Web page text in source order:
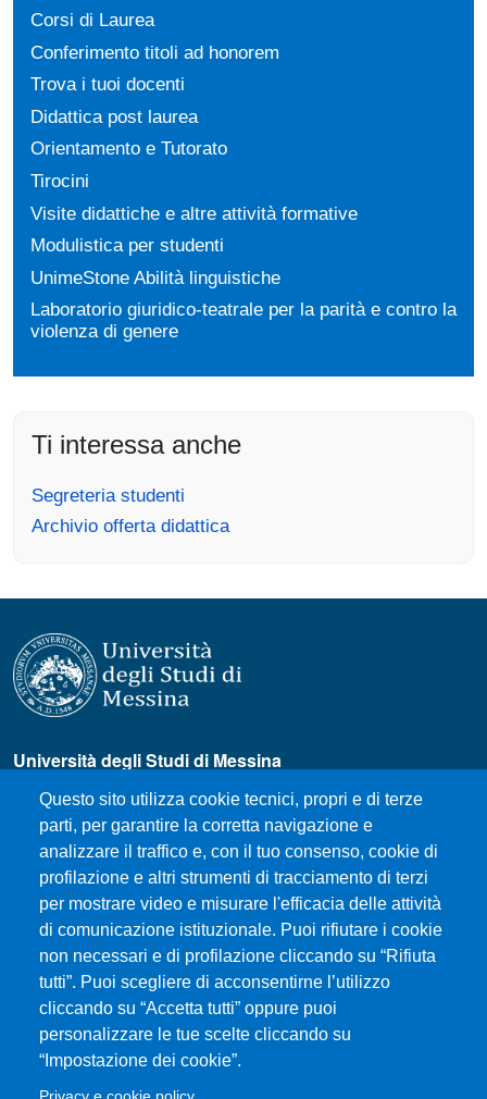
Corsi di Laurea
Conferimento titoli ad honorem
Trova i tuoi docenti
Didattica post laurea
Orientamento e Tutorato
Tirocini
Visite didattiche e altre attività formative
Modulistica per studenti
UnimeStone Abilità linguistiche
Laboratorio giuridico-teatrale per la parità e contro la
violenza di genere
Ti interessa anche
Segreteria studenti
Archivio offerta didattica
Questo sito utilizza cookie tecnici, propri e di terze
parti, per garantire la corretta navigazione e
analizzare il traffico e, con il tuo consenso, cookie di
profilazione e altri strumenti di tracciamento di terzi
per mostrare video e misurare l'efficacia delle attività
di comunicazione istituzionale. Puoi rifiutare i cookie
non necessari e di profilazione cliccando su “Rifiuta
tutti”. Puoi scegliere di acconsentirne l’utilizzo
cliccando su “Accetta tutti” oppure puoi
personalizzare le tue scelte cliccando su
“Impostazione dei cookie”.
Università degli Studi di Messina
Piazza Pugliatti, 1 - 98122 Messina
Cod. Fiscale 80004070837
P.IVA 00724160833
Centralino: 090 676 1
MENÙ SOCIAL
MENÙ FOOTER 1
Come raggiungere il Dipartimento
Dove siamo
Mappa del sito
Accessibilità